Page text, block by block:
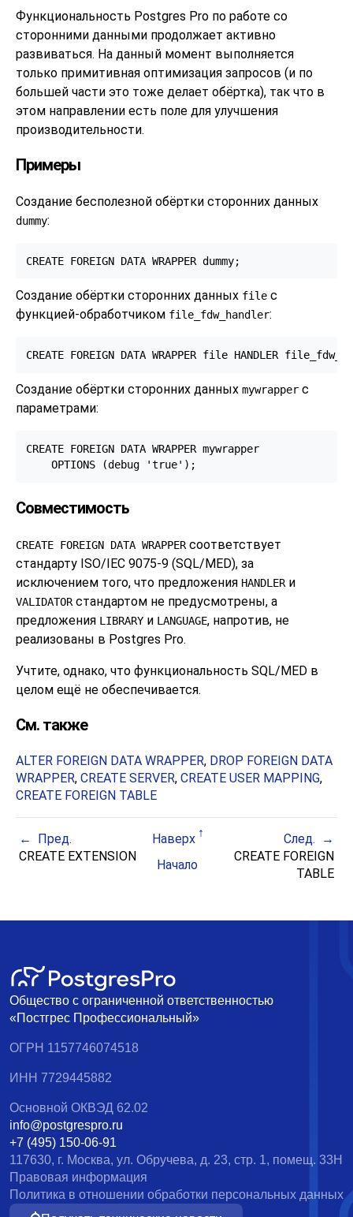
Функциональность Postgres Pro по работе со
сторонними данными продолжает активно
развиваться. На данный момент выполняется
только примитивная оптимизация запросов (и по
большей части это тоже делает обёртка), так что в
этом направлении есть поле для улучшения
производительности.
Примеры
Создание бесполезной обёртки сторонних данных
dummy:
CREATE FOREIGN DATA WRAPPER dummy;
Создание обёртки сторонних данных file с
функцией-обработчиком file_fdw_handler:
CREATE FOREIGN DATA WRAPPER file HANDLER
Создание обёртки сторонних данных mywrapper с
параметрами:
CREATE FOREIGN DATA WRAPPER mywrapper
    OPTIONS (debug 'true');
Совместимость
CREATE FOREIGN DATA WRAPPERсоответствует
стандарту ISO/IEC 9075-9 (SQL/MED), за
исключением того, что предложения HANDLERи
VALIDATORстандартом не предусмотрены, а
предложения LIBRARY и LANGUAGE, напротив, не
реализованы в Postgres Pro.
Учтите, однако, что функциональность SQL/MED в
целом ещё не обеспечивается.
См. также
ALTER FOREIGN DATA WRAPPER, DROP FOREIGN DATA
WRAPPER, CREATE SERVER, CREATE USER MAPPING,
CREATE FOREIGN TABLE
Пред. Наверх
След.
CREATE EXTENSION
Начало
CREATE FOREIGN
TABLE
Общество с ограниченной ответственностью
«Постгрес Профессиональный»
ОГРН 1157746074518
ИНН 7729445882
Основной ОКВЭД 62.02
info@postgrespro.ru
+7 (495) 150-06-91
117630, г. Москва, ул. Обручева, д. 23, стр. 1, помещ. 33Н
Правовая информация
Политика в отношении обработки персональных данных